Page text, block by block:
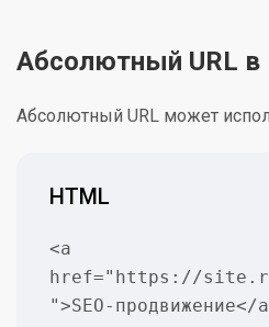
Абсолютный URL в
Абсолютный URL может
HTML
<a
href="https://
">SEO-продвижение</